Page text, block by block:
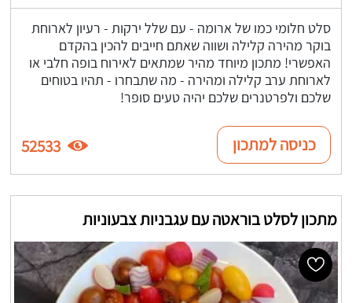
סלט חלומי כמו של ארומה - עם שלל ירקות - רעיון לארוחת
בוקר מהירה קלילה ושווה שאתם חייבים להכין בהקדם
האפשרי! מתכון מיוחד מהיר שמתאים לאירוח בופה חלבי או
לארוחת ערב קלילה ומהירה - מה שתבחרו - תהיו בטוחים
שלכם ולפרטנרים שלכם יהיה טעים סופר!
כניסה למתכון 52533
מתכון לסלט בוראטה עם עגבניות צבעוניות